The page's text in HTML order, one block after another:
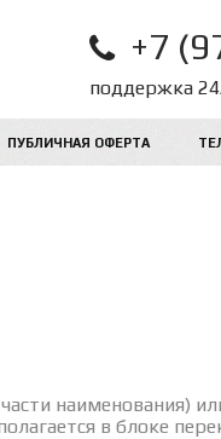
+7
ПУБЛИЧНАЯ ОФЕРТА
наименования)
в блоке